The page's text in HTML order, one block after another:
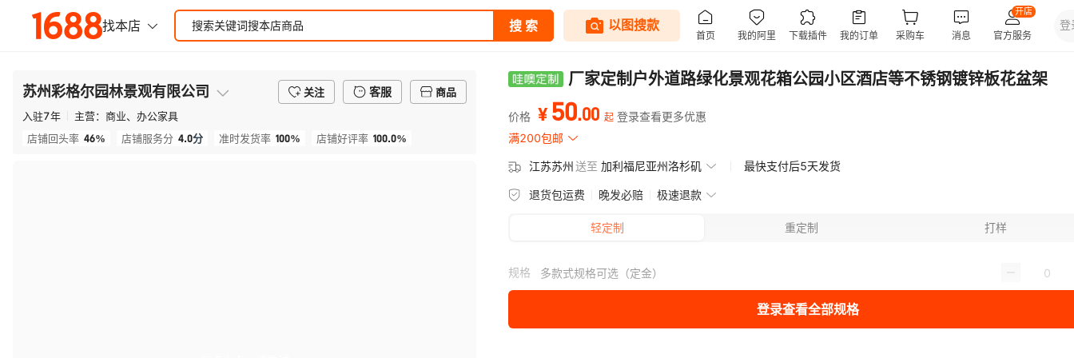
苏州彩格尔园林景观有限公司 关注 客服
商品
入驻7年 主营： 商业、办公家具
店铺回头率 46% 店铺服务分 4.0分 准时发货率 100% 店铺好评率 100.0%
厂家定制户外道路绿化景观花箱公园小区酒店等不锈钢镀锌板花盆架
价格 ¥ 50.00 起 登录查看更多优惠
满200包邮
江苏苏州送至 加利福尼亚州洛杉矶 最快支付后5天发货
退货包运费 晚发必赔 极速退款
轻定制 重定制 打样
规格 多款式规格可选（定金）
登录查看全部规格